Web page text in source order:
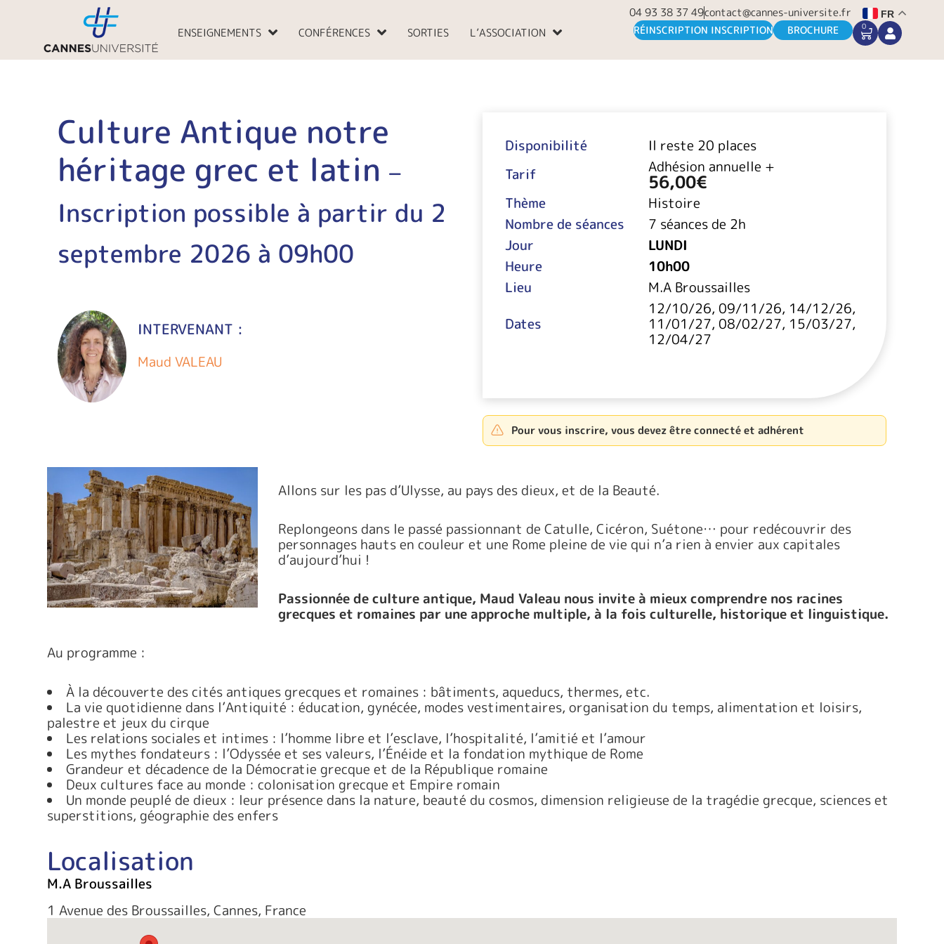
04 93 38 37 49contact@cannes-universite.fr FR
ENSEIGNEMENTS CONFÉRENCES SORTIES L’ASSOCIATION RÉINSCRIPTION INSCRIPTION BROCHURE 0
CART
Culture Antique notre
héritage grec et latin –
Inscription possible à partir du 2
septembre 2026 à 09h00
INTERVENANT :
Maud VALEAU
Disponibilité
Il reste 20 places
Tarif
Adhésion annuelle +
56,00€
Thème
Histoire
Nombre de séances
7 séances de 2h
Jour
LUNDI
Heure
10h00
Lieu
M.A Broussailles
Dates
12/10/26, 09/11/26, 14/12/26,
11/01/27, 08/02/27, 15/03/27,
12/04/27
Pour vous inscrire, vous devez être connecté et adhérent
Allons sur les pas d’Ulysse, au pays des dieux, et de la Beauté.
Replongeons dans le passé passionnant de Catulle, Cicéron, Suétone… pour redécouvrir des
personnages hauts en couleur et une Rome pleine de vie qui n’a rien à envier aux capitales
d’aujourd’hui !
Passionnée de culture antique, Maud Valeau nous invite à mieux comprendre nos racines
grecques et romaines par une approche multiple, à la fois culturelle, historique et linguistique.
Au programme :
À la découverte des cités antiques grecques et romaines : bâtiments, aqueducs, thermes, etc.
La vie quotidienne dans l’Antiquité : éducation, gynécée, modes vestimentaires, organisation du temps, alimentation et loisirs,
palestre et jeux du cirque
Les relations sociales et intimes : l’homme libre et l’esclave, l’hospitalité, l’amitié et l’amour
Les mythes fondateurs : l’Odyssée et ses valeurs, l’Énéide et la fondation mythique de Rome
Grandeur et décadence de la Démocratie grecque et de la République romaine
Deux cultures face au monde : colonisation grecque et Empire romain
Un monde peuplé de dieux : leur présence dans la nature, beauté du cosmos, dimension religieuse de la tragédie grecque, sciences et
superstitions, géographie des enfers
Localisation
M.A Broussailles
1 Avenue des Broussailles, Cannes, France